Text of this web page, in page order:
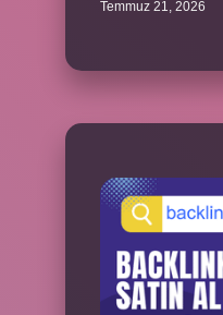
Temmuz 21, 2026